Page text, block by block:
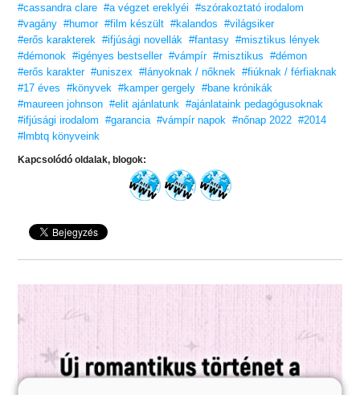
#cassandra clare #a végzet ereklyéi
#szórakoztató irodalom
#vagány #humor #film készült #kalandos
#világsiker
#erős karakterek
#ifjúsági novellák #fantasy #misztikus lények
#démonok
#igényes bestseller #vámpír #misztikus
#démon
#erős karakter #uniszex #lányoknak / nőknek
#fiúknak / férfiaknak
#17 éves
#könyvek #kamper gergely #bane krónikák
#maureen johnson #elit ajánlatunk
#ajánlataink pedagógusoknak
#ifjúsági irodalom
#garancia #vámpír napok #nőnap 2022 #2014
#lmbtq könyveink
Kapcsolódó oldalak, blogok: